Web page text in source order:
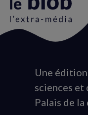
Animation
du
logo
Une
sciences et
Palais de